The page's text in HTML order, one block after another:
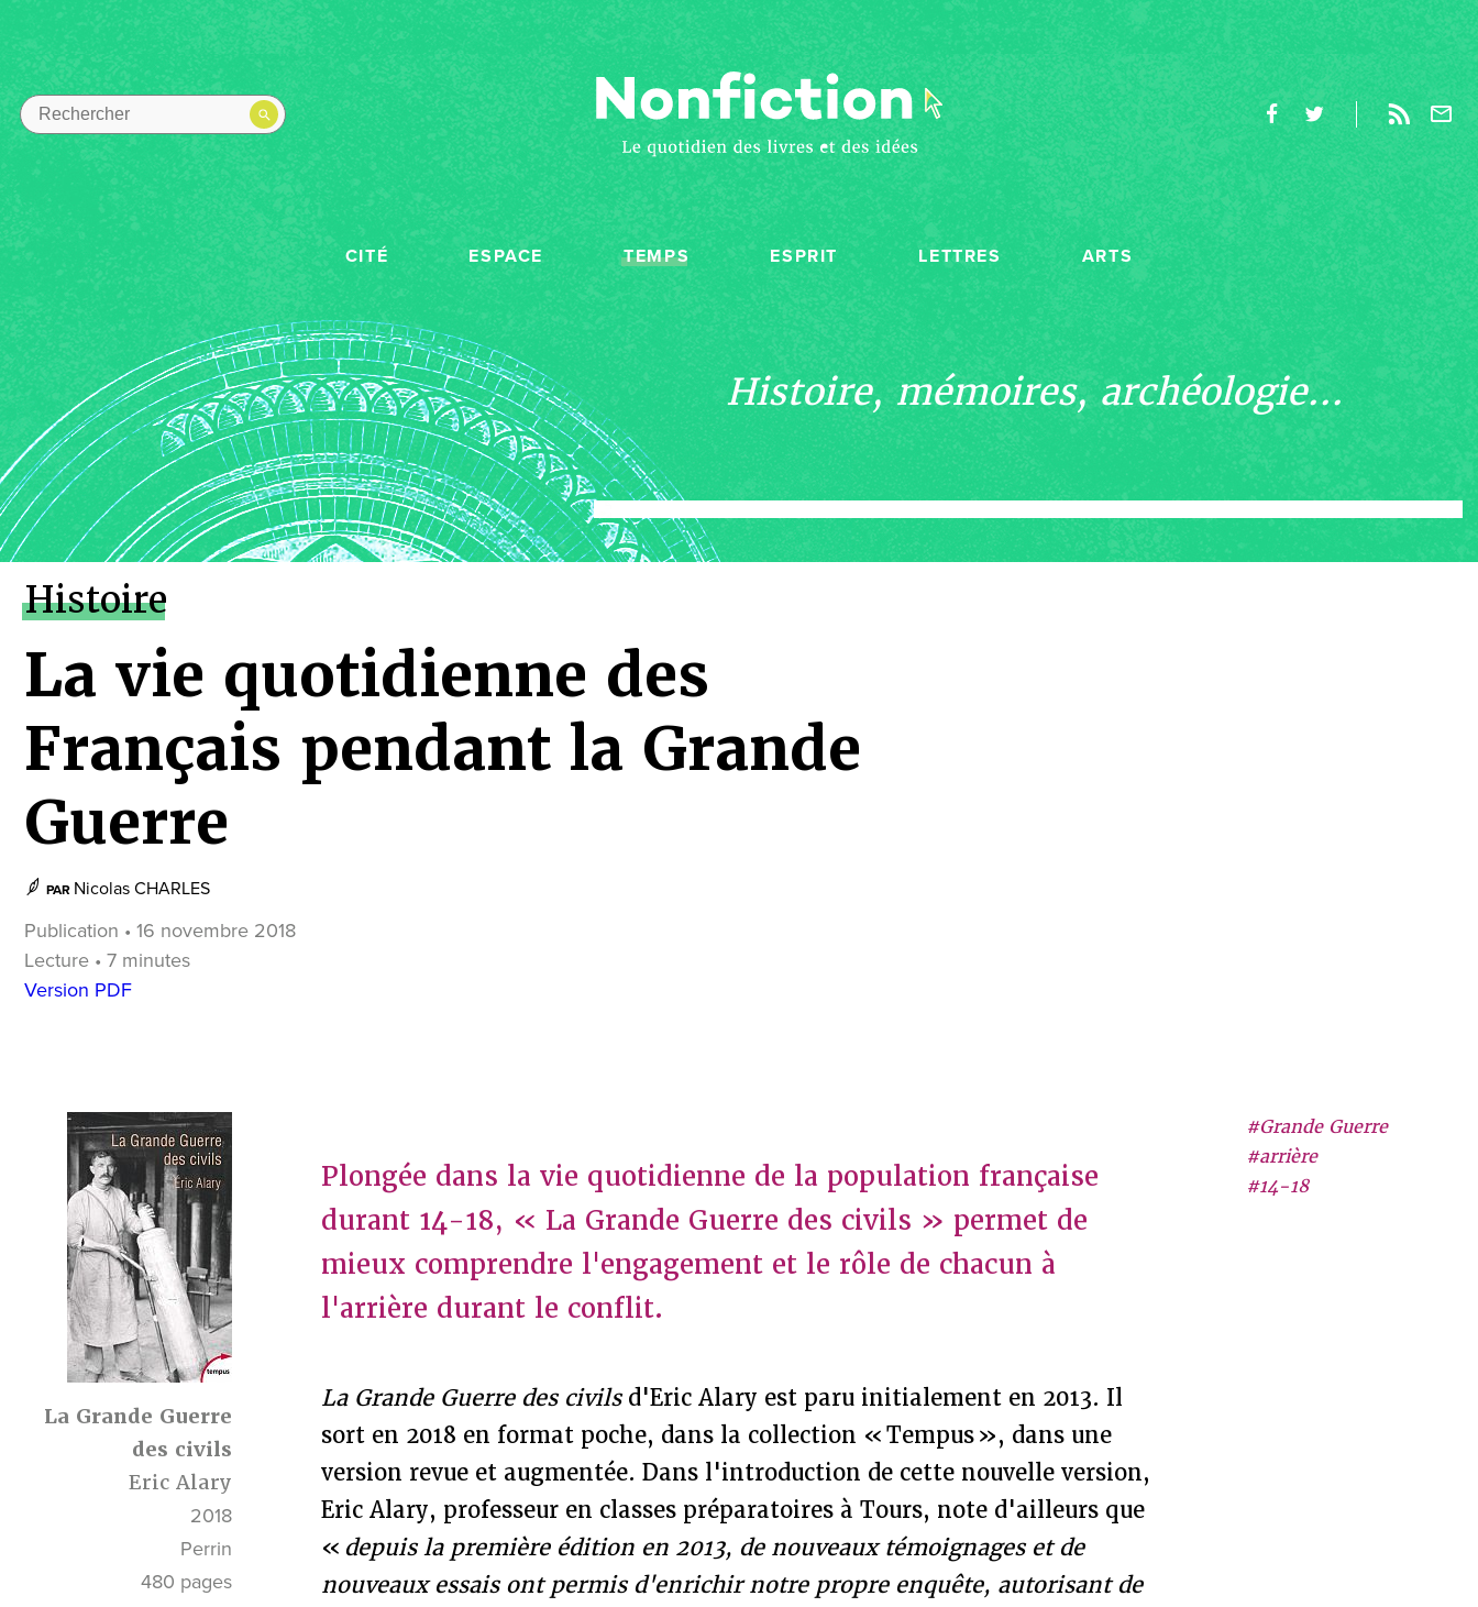
CITÉ ESPACE TEMPS ESPRIT LETTRES ARTS
Histoire, mémoires, archéologie...
Histoire
La vie quotidienne des
Français pendant la Grande
Guerre
PAR Nicolas CHARLES
Publication • 16 novembre 2018
Lecture • 7 minutes
Version PDF
La Grande Guerre
des civils
Eric Alary
2018
Perrin
480 pages
#Grande Guerre
#arrière
#14-18
Plongée dans la vie quotidienne de la population française
durant 14-18, « La Grande Guerre des civils » permet de
mieux comprendre l'engagement et le rôle de chacun à
l'arrière durant le conflit.
La Grande Guerre des civilsd'Eric Alary est paru initialement en 2013. Il
sort en 2018 en format poche, dans la collection « Tempus », dans une
version revue et augmentée. Dans l'introduction de cette nouvelle version,
Eric Alary, professeur en classes préparatoires à Tours, note d'ailleurs que
« depuis la première édition en 2013, de nouveaux témoignages et de
nouveaux essais ont permis d'enrichir notre propre enquête, autorisant de